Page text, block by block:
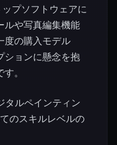
プソフトウェアに
ルや写真編集機能
度の購入モデル
ションに懸念を抱
。
タルペインティン
のスキルレベルの